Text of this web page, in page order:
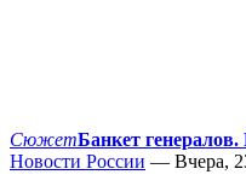
СюжетБанкет
Новости России — Вчера,